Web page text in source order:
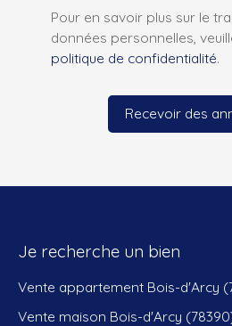
Pour en savoir plus sur le
données personnelles,
politique de confidentialité.
Recevoir des
Je recherche un bien
Vente appartement Bois-d'Arcy
Vente maison Bois-d'Arcy